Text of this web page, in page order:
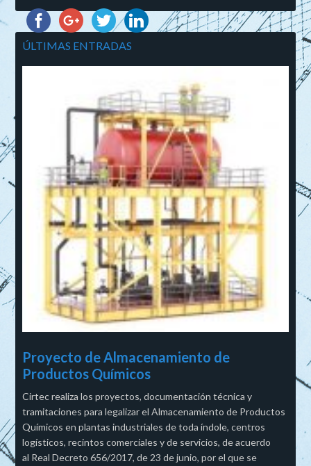
ÚLTIMAS ENTRADAS
Proyecto de Almacenamiento de
Productos Químicos
Cirtec realiza los proyectos, documentación técnica y
tramitaciones para legalizar el Almacenamiento de Productos
Químicos en plantas industriales de toda índole, centros
logísticos, recintos comerciales y de servicios, de acuerdo
al Real Decreto 656/2017, de 23 de junio, por el que se